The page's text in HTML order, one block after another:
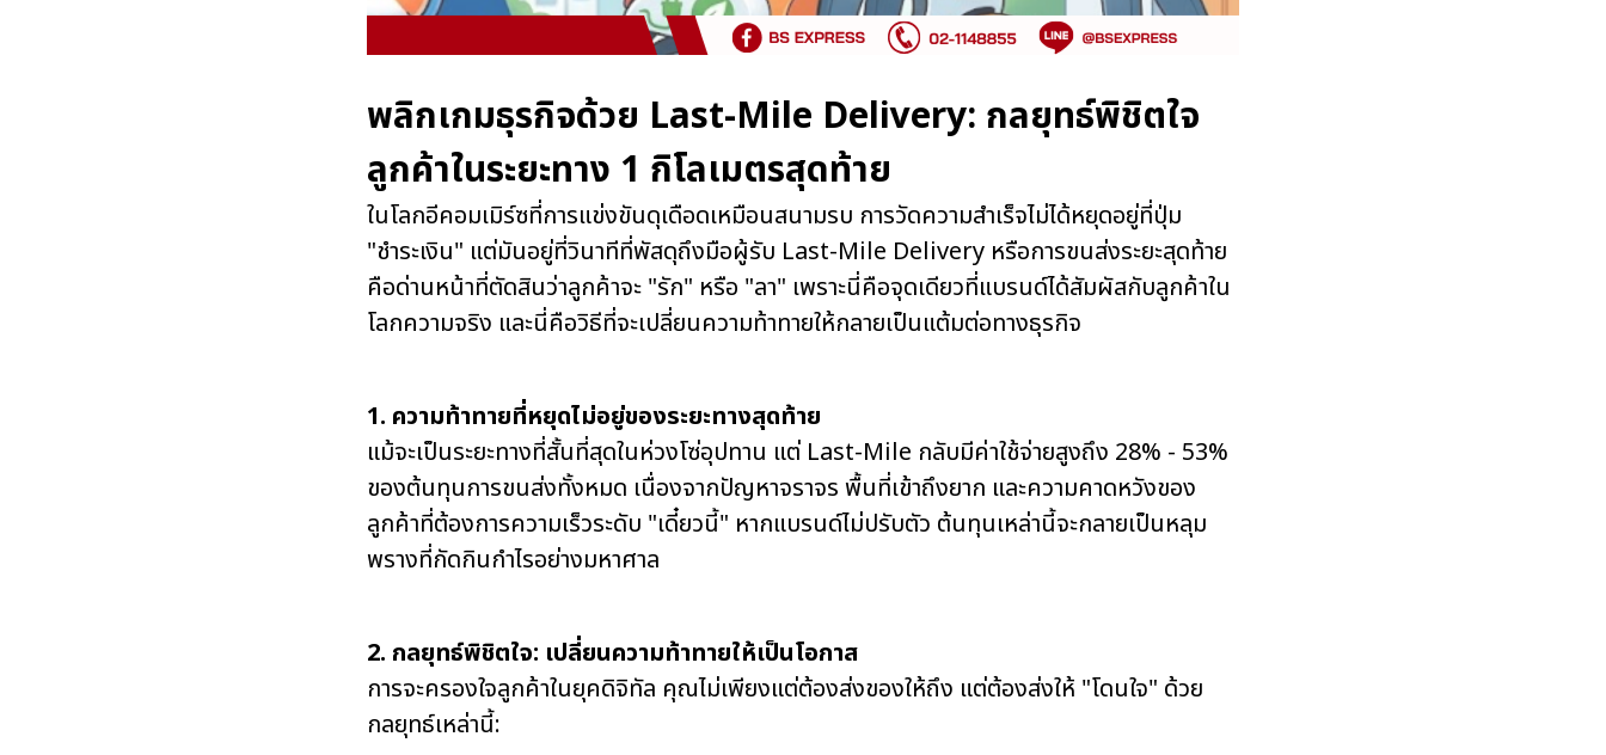
พลิกเกมธุรกิจด้วย Last-Mile Delivery: กลยุทธ์พิชิตใจ
ลูกค้าในระยะทาง 1 กิโลเมตรสุดท้าย
ในโลกอีคอมเมิร์ซที่การแข่งขันดุเดือดเหมือนสนามรบ การวัดความสำเร็จไม่ได้หยุดอยู่ที่ปุ่ม
"ชำระเงิน" แต่มันอยู่ที่วินาทีที่พัสดุถึงมือผู้รับ Last-Mile Delivery หรือการขนส่งระยะสุดท้าย
คือด่านหน้าที่ตัดสินว่าลูกค้าจะ "รัก" หรือ "ลา" เพราะนี่คือจุดเดียวที่แบรนด์ได้สัมผัสกับลูกค้าใน
โลกความจริง และนี่คือวิธีที่จะเปลี่ยนความท้าทายให้กลายเป็นแต้มต่อทางธุรกิจ
1. ความท้าทายที่หยุดไม่อยู่ของระยะทางสุดท้าย
แม้จะเป็นระยะทางที่สั้นที่สุดในห่วงโซ่อุปทาน แต่ Last-Mile กลับมีค่าใช้จ่ายสูงถึง 28% - 53%
ของต้นทุนการขนส่งทั้งหมด เนื่องจากปัญหาจราจร พื้นที่เข้าถึงยาก และความคาดหวังของ
ลูกค้าที่ต้องการความเร็วระดับ "เดี๋ยวนี้" หากแบรนด์ไม่ปรับตัว ต้นทุนเหล่านี้จะกลายเป็นหลุม
พรางที่กัดกินกำไรอย่างมหาศาล
2. กลยุทธ์พิชิตใจ: เปลี่ยนความท้าทายให้เป็นโอกาส
การจะครองใจลูกค้าในยุคดิจิทัล คุณไม่เพียงแต่ต้องส่งของให้ถึง แต่ต้องส่งให้ "โดนใจ" ด้วย
กลยุทธ์เหล่านี้: